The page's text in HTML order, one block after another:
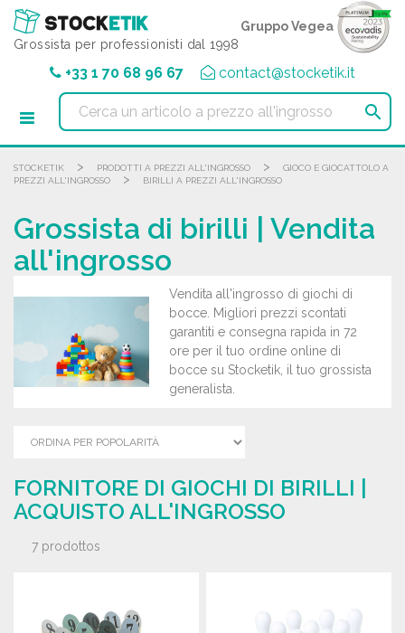
Grossista per professionisti dal 1998
Gruppo Vegea
+33 1 70 68 96 67 contact@stocketik.it

STOCKETIK > PRODOTTI A PREZZI ALL'INGROSSO >
GIOCO E GIOCATTOLO A
PREZZI ALL'INGROSSO
> BIRILLI A PREZZI ALL'INGROSSO
Grossista di birilli | Vendita
all'ingrosso
Vendita all'ingrosso di giochi di
bocce. Migliori prezzi scontati
garantiti e consegna rapida in 72
ore per il tuo ordine online di
bocce su Stocketik, il tuo grossista
generalista.
FORNITORE DI GIOCHI DI BIRILLI |
ACQUISTO ALL'INGROSSO
7 prodottos
Pannello di gestione dei cookies